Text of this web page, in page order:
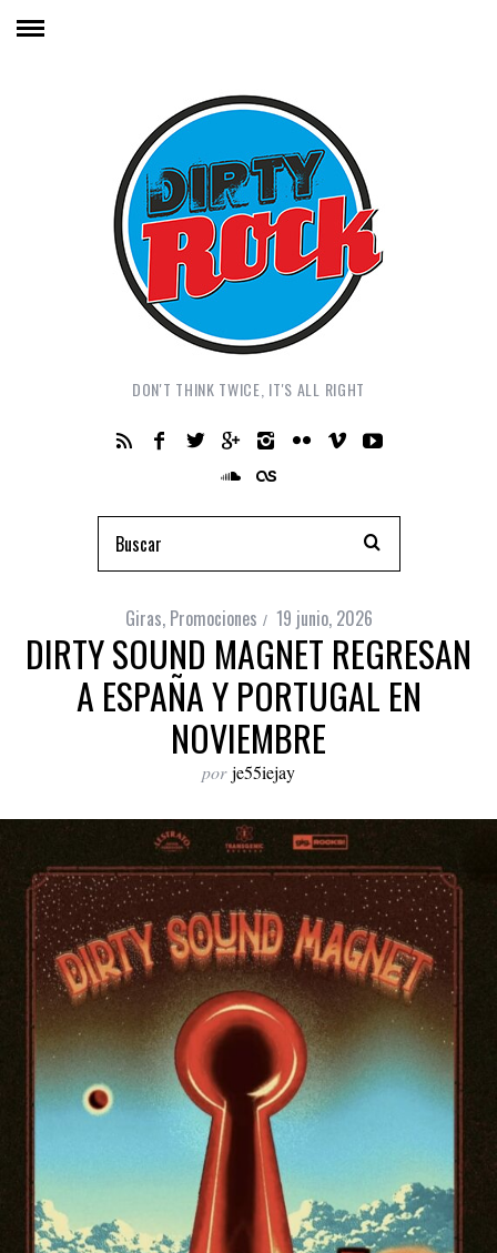
DON'T THINK TWICE, IT'S ALL RIGHT
Giras, Promociones 19 junio, 2026
DIRTY SOUND MAGNET REGRESAN
A ESPAÑA Y PORTUGAL EN
NOVIEMBRE
por je55iejay